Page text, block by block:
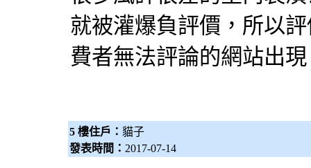
就被灌爆負評價，所以
費者無法評論的網站出現
5 樓住戶： 貓子
發表時間： 2017-07-14